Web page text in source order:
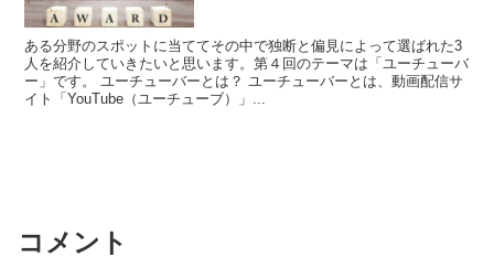
ある分野のスポットに当ててその中で独断と偏見によって選ばれた3
人を紹介していきたいと思います。第４回のテーマは「ユーチューバ
ー」です。 ユーチューバーとは？ ユーチューバーとは、動画配信サ
イト「YouTube（ユーチューブ）」...
コメント